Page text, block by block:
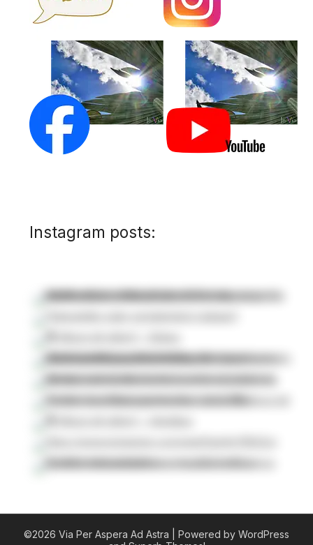
Instagram posts:
©2026 Via Per Aspera Ad Astra
| Powered by WordPress